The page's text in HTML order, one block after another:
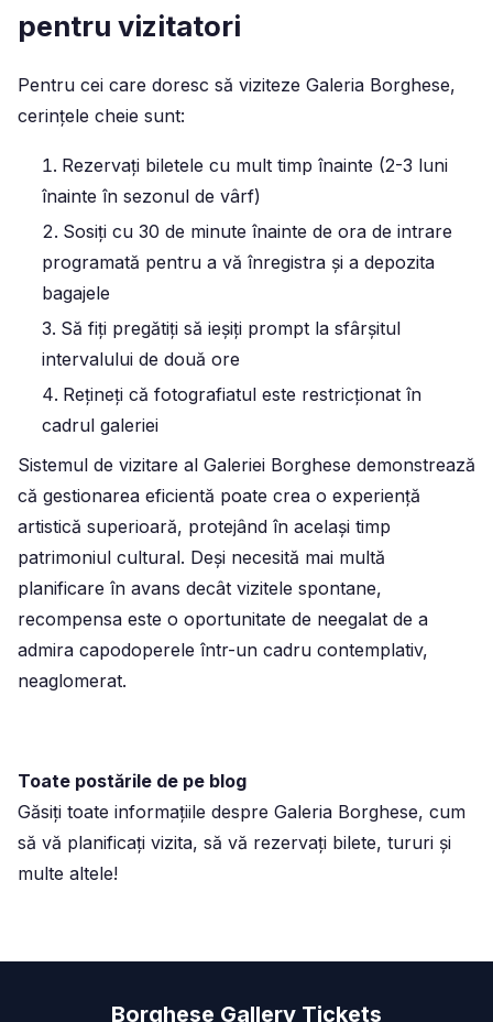
pentru vizitatori
Pentru cei care doresc să viziteze Galeria Borghese,
cerințele cheie sunt:
Rezervați biletele cu mult timp înainte (2-3 luni
înainte în sezonul de vârf)
Sosiți cu 30 de minute înainte de ora de intrare
programată pentru a vă înregistra și a depozita
bagajele
Să fiți pregătiți să ieșiți prompt la sfârșitul
intervalului de două ore
Rețineți că fotografiatul este restricționat în
cadrul galeriei
Sistemul de vizitare al Galeriei Borghese demonstrează
că gestionarea eficientă poate crea o experiență
artistică superioară, protejând în același timp
patrimoniul cultural. Deși necesită mai multă
planificare în avans decât vizitele spontane,
recompensa este o oportunitate de neegalat de a
admira capodoperele într-un cadru contemplativ,
neaglomerat.
Toate postările de pe blog
Găsiți toate informațiile despre Galeria Borghese, cum
să vă planificați vizita, să vă rezervați bilete, tururi și
multe altele!
Borghese Gallery Tickets